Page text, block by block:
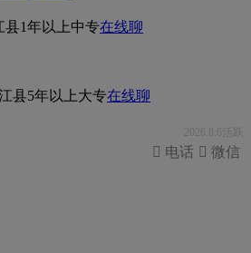
县1年以上中专在线聊
县5年以上大专在线聊
2026.8.6活跃
 微信
 电话